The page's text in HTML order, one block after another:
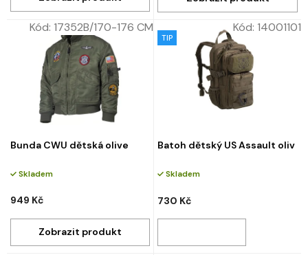
Bunda CWU dětská olive
Skladem
949 Kč
Kód: 17352B/170-176 CM
TIP
Batoh dětský US Assault oliv
Skladem
730 Kč
Kód: 14001101